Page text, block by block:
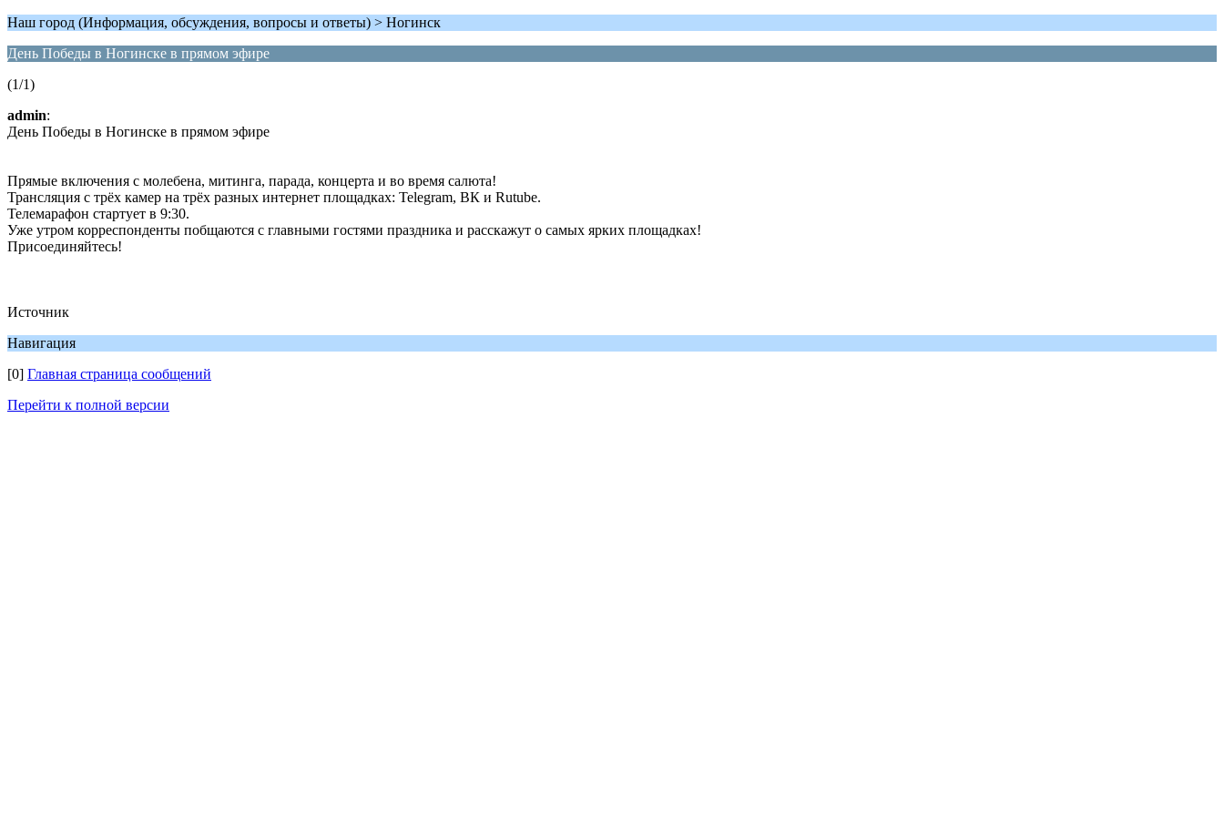
Наш город (Информация, обсуждения, вопросы и ответы) > Ногинск
День Победы в Ногинске в прямом эфире
(1/1)
admin:
День Победы в Ногинске в прямом эфире
Прямые включения с молебена, митинга, парада, концерта и во время салюта!
Трансляция с трёх камер на трёх разных интернет площадках: Telegram, ВК и Rutube.
Телемарафон стартует в 9:30.
Уже утром корреспонденты побщаются с главными гостями праздника и расскажут о самых ярких площадках!
Присоединяйтесь!
Источник
Навигация
[0] Главная страница сообщений
Перейти к полной версии